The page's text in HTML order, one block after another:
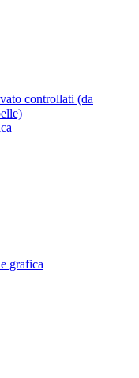
controllati (da
grafica